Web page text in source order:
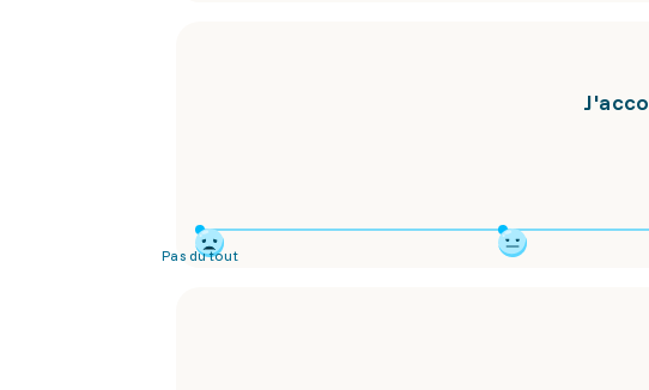
Pas du tout